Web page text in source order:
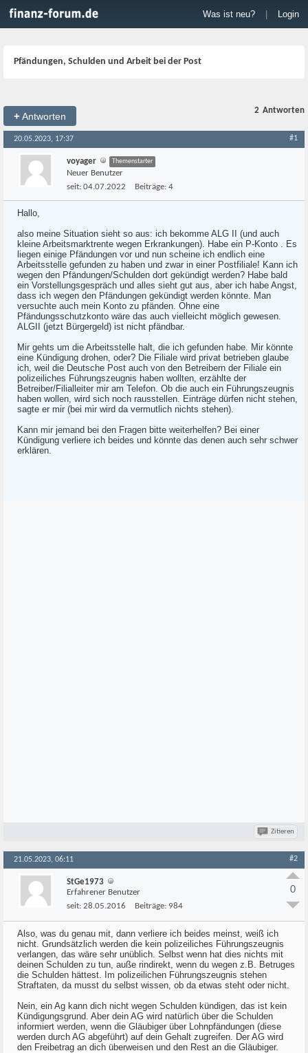
Was ist neu? Login
Pfändungen, Schulden und Arbeit bei der Post
+Antworten
2 Antworten
20.05.2023, 17:37 #1
voyager Themenstarter
Neuer Benutzer
seit: 04.07.2022 Beiträge: 4
Hallo,
also meine Situation sieht so aus: ich bekomme ALG II (und auch
kleine Arbeitsmarktrente wegen Erkrankungen). Habe ein P-Konto . Es
liegen einige Pfändungen vor und nun scheine ich endlich eine
Arbeitsstelle gefunden zu haben und zwar in einer Postfiliale! Kann ich
wegen den Pfändungen/Schulden dort gekündigt werden? Habe bald
ein Vorstellungsgespräch und alles sieht gut aus, aber ich habe Angst,
dass ich wegen den Pfändungen gekündigt werden könnte. Man
versuchte auch mein Konto zu pfänden. Ohne eine
Pfändungsschutzkonto wäre das auch vielleicht möglich gewesen.
ALGII (jetzt Bürgergeld) ist nicht pfändbar.
Mir gehts um die Arbeitsstelle halt, die ich gefunden habe. Mir könnte
eine Kündigung drohen, oder? Die Filiale wird privat betrieben glaube
ich, weil die Deutsche Post auch von den Betreibern der Filiale ein
polizeiliches Führungszeugnis haben wollten, erzählte der
Betreiber/Filialleiter mir am Telefon. Ob die auch ein Führungszeugnis
haben wollen, wird sich noch rausstellen. Einträge dürfen nicht stehen,
sagte er mir (bei mir wird da vermutlich nichts stehen).
Kann mir jemand bei den Fragen bitte weiterhelfen? Bei einer
Kündigung verliere ich beides und könnte das denen auch sehr schwer
erklären.
Zitieren
21.05.2023, 06:11 #2
StGe1973
Erfahrener Benutzer
seit: 28.05.2016 Beiträge: 984
0
Also, was du genau mit, dann verliere ich beides meinst, weiß ich
nicht. Grundsätzlich werden die kein polizeiliches Führungszeugnis
verlangen, das wäre sehr unüblich. Selbst wenn hat dies nichts mit
deinen Schulden zu tun, auße rindirekt, wenn du wegen z.B. Betruges
die Schulden hättest. Im polizeilichen Führungszeugnis stehen
Straftaten, da musst du selbst wissen, ob da etwas steht oder nicht.
Nein, ein Ag kann dich nicht wegen Schulden kündigen, das ist kein
Kündigungsgrund. Aber dein AG wird natürlich über die Schulden
informiert werden, wenn die Gläubiger über Lohnpfändungen (diese
werden durch AG abgeführt) auf dein Gehalt zugreifen. Der AG wird
den Freibetrag an dich überweisen und den Rest an die Gläubiger.